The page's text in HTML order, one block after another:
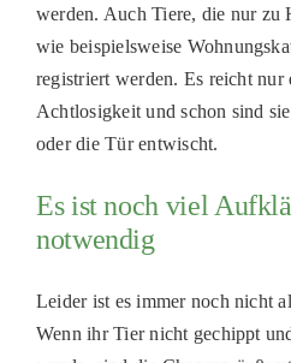
werden. Auch Tiere, die nur zu
wie beispielsweise
registriert werden. Es reicht
Achtlosigkeit und schon sind
oder die Tür entwischt.
Es ist noch viel
notwendig
Leider ist es immer noch nicht
Wenn ihr Tier nicht gechippt